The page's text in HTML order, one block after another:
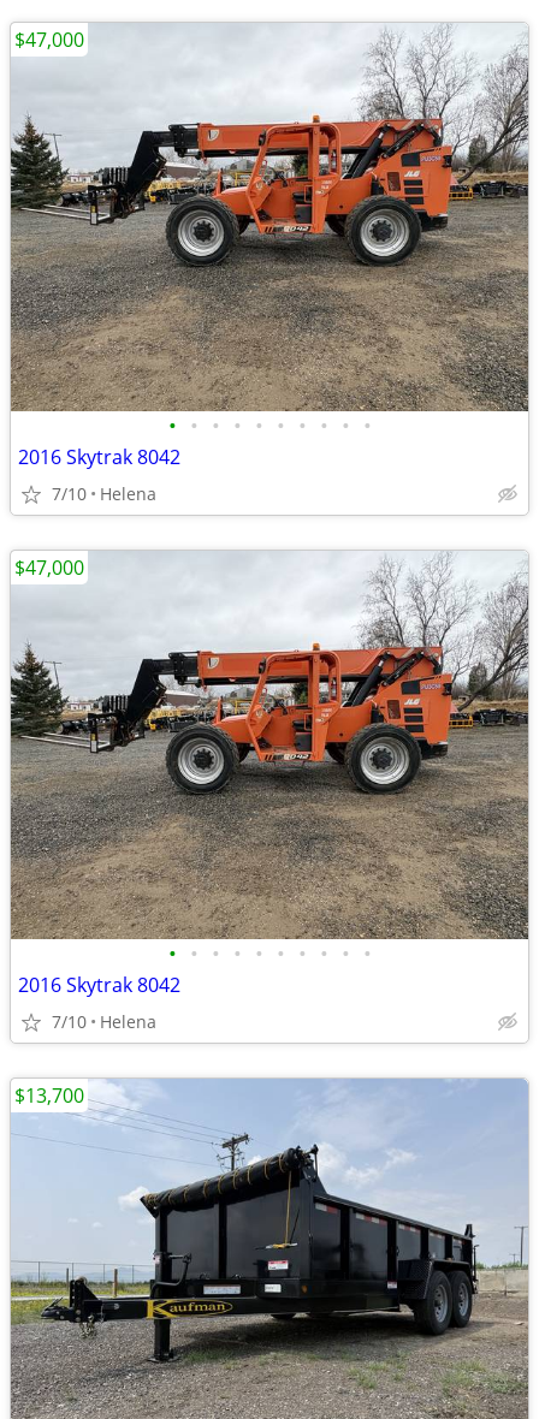
• • • • • • • • • •
2016 Skytrak 8042
7/10 Helena
$47,000
• • • • • • • • • •
2016 Skytrak 8042
7/10 Helena
$47,000
$13,700